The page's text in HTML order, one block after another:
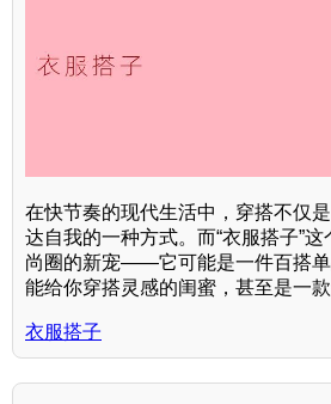
在快节奏的现代生活中，穿搭不仅
达自我的一种方式。而“衣服搭子”
尚圈的新宠——它可能是一件百搭
能给你穿搭灵感的闺蜜，甚至是一
衣服搭子